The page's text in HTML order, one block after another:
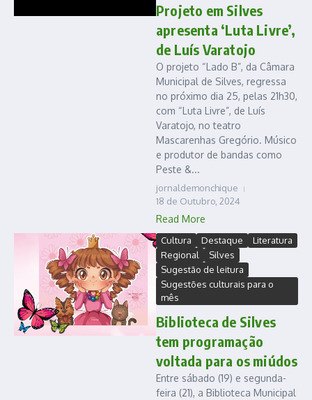
Projeto em Silves
apresenta ‘Luta Livre’,
de Luís Varatojo
O projeto “Lado B”, da Câmara
Municipal de Silves, regressa
no próximo dia 25, pelas 21h30,
com “Luta Livre”, de Luís
Varatojo, no teatro
Mascarenhas Gregório. Músico
e produtor de bandas como
Peste &...
jornaldemonchique
18 de Outubro, 2024
Read More
Cultura Destaque
Literatura
Regional
Silves
Sugestão de leitura
Sugestões culturais para o
mês
Biblioteca de Silves
tem programação
voltada para os miúdos
Entre sábado (19) e segunda-
feira (21), a Biblioteca Municipal